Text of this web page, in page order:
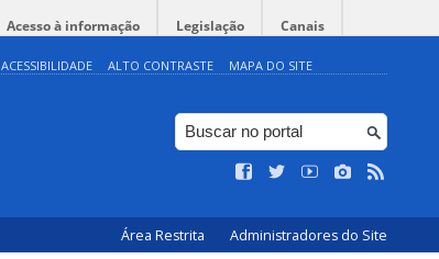
Acesso à informação Legislação Canais
ACESSIBILIDADE ALTO CONTRASTE MAPA DO SITE
Área Restrita Administradores do Site